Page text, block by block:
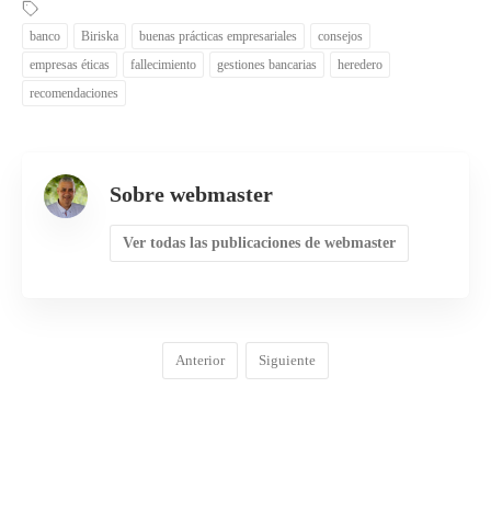
banco Biriska buenas prácticas empresariales
consejos
empresas éticas
fallecimiento gestiones bancarias
heredero
recomendaciones
Sobre webmaster
Ver todas las publicaciones de webmaster
Anterior Siguiente